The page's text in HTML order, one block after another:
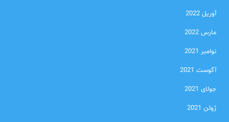
آوریل 2022
مارس 2022
نوامبر 2021
آگوست 2021
جولای 2021
ژوئن 2021